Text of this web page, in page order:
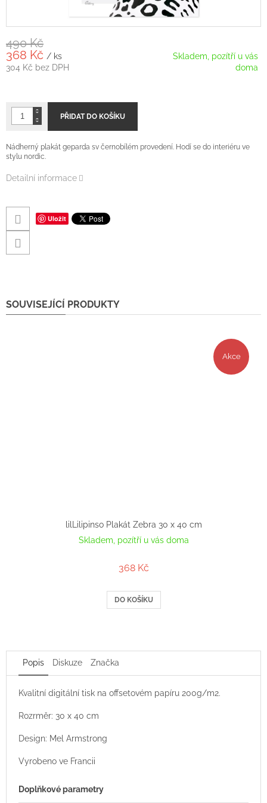
490 Kč
368 Kč / ks
304 Kč bez DPH
Skladem, pozítří u vás
doma
PŘIDAT DO KOŠÍKU
Nádherný plakát geparda sv černobílém provedení. Hodí se do interiéru ve
stylu nordic.
Detailní informace
Uložit
SOUVISEJÍCÍ PRODUKTY
Akce
lilLilipinso Plakát Zebra 30 x 40 cm
Skladem, pozítří u vás doma
368 Kč
DO KOŠÍKU
Popis Diskuze Značka
Kvalitní digitální tisk na offsetovém papíru 200g/m2.
Rozrměr: 30 x 40 cm
Design: Mel Armstrong
Vyrobeno ve Francii
Doplňkové parametry